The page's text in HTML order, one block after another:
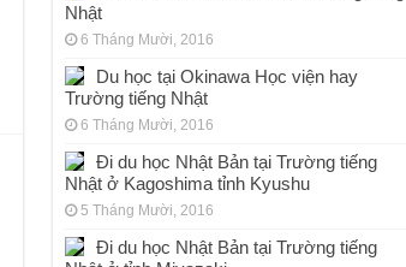
Nhật
6 Tháng Mười, 2016
Du học tại Okinawa Học viện hay
Trường tiếng Nhật
6 Tháng Mười, 2016
Đi du học Nhật Bản tại Trường tiếng
Nhật ở Kagoshima tỉnh Kyushu
5 Tháng Mười, 2016
Đi du học Nhật Bản tại Trường tiếng